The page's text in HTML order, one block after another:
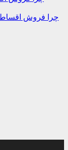
چرا فروش